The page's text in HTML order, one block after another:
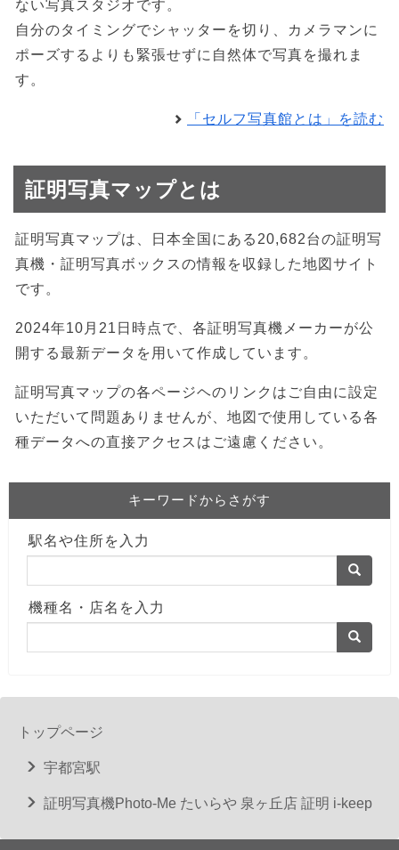
ない写真スタジオです。
自分のタイミングでシャッターを切り、カメラマンに
ポーズするよりも緊張せずに自然体で写真を撮れま
す。
「セルフ写真館とは」を読む
証明写真マップとは
証明写真マップは、日本全国にある20,682台の証明写
真機・証明写真ボックスの情報を収録した地図サイト
です。
2024年10月21日時点で、各証明写真機メーカーが公
開する最新データを用いて作成しています。
証明写真マップの各ページヘのリンクはご自由に設定
いただいて問題ありませんが、地図で使用している各
種データへの直接アクセスはご遠慮ください。
キーワードからさがす
駅名や住所を入力
機種名・店名を入力
トップページ
宇都宮駅
証明写真機Photo-Me たいらや 泉ヶ丘店 証明 i-keep